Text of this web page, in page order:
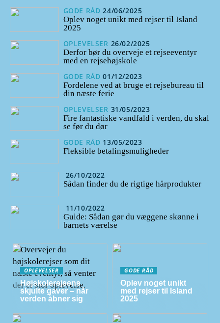
GODE RÅD 24/06/2025
Oplev noget unikt med rejser til Island
2025
OPLEVELSER 26/02/2025
Derfor bør du overveje et rejseeventyr
med en rejsehøjskole
GODE RÅD 01/12/2023
Fordelene ved at bruge et rejsebureau til
din næste ferie
OPLEVELSER 31/05/2023
Fire fantastiske vandfald i verden, du skal
se før du dør
GODE RÅD 13/05/2023
Fleksible betalingsmuligheder
26/10/2022
Sådan finder du de rigtige hårprodukter
11/10/2022
Guide: Sådan gør du væggene skønne i
barnets værelse
OPLEVELSER
Højskolerejsens
skjulte gaver – når
verden åbner sig
GODE RÅD
Oplev noget unikt
med rejser til Island
2025